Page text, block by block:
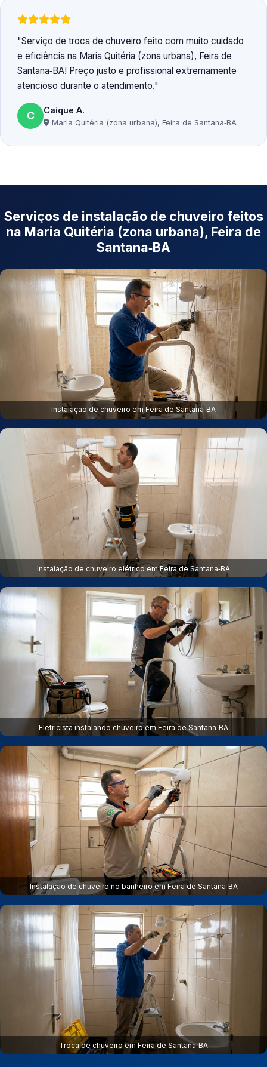
Serviço de troca de chuveiro feito com muito cuidado
e eficiência na Maria Quitéria (zona urbana), Feira de
Santana‑BA! Preço justo e profissional extremamente
atencioso durante o atendimento.
C Caíque A.
Maria Quitéria (zona urbana), Feira de Santana‑BA
Serviços de instalação de chuveiro feitos
na Maria Quitéria (zona urbana), Feira de
Santana‑BA
Instalação de chuveiro em Feira de Santana‑BA
Instalação de chuveiro elétrico em Feira de Santana‑BA
Eletricista instalando chuveiro em Feira de Santana‑BA
Instalação de chuveiro no banheiro em Feira de Santana‑BA
Troca de chuveiro em Feira de Santana‑BA